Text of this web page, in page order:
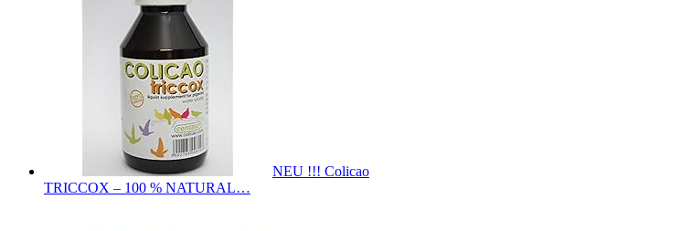
NEU !!! Colicao
TRICCOX – 100 % NATURAL…